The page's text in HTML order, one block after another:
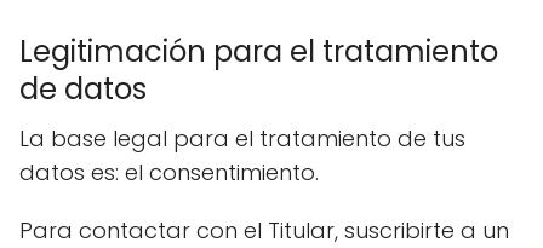
Legitimación para el tratamiento
de datos
La base legal para el tratamiento de tus
datos es: el consentimiento.
Para contactar con el Titular, suscribirte a un